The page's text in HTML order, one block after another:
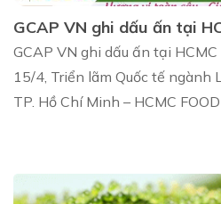
GCAP VN ghi dấu ấn tại
GCAP VN ghi dấu ấn tại
15/4, Triển lãm Quốc tế ngành
TP. Hồ Chí Minh – HCMC